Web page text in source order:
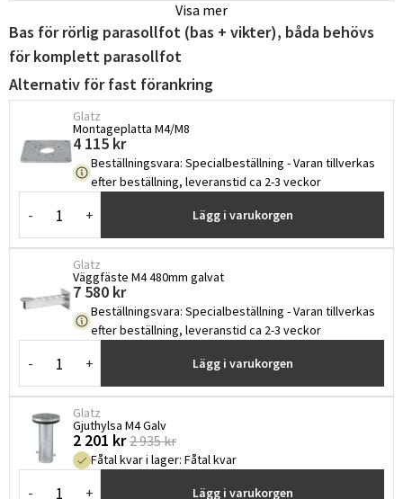
Visa mer
Bas för rörlig parasollfot (bas + vikter), båda behövs
för komplett parasollfot
Alternativ för fast förankring
Glatz
Montageplatta M4/M8
4 115 kr
Beställningsvara: Specialbeställning - Varan tillverkas
efter beställning, leveranstid ca 2-3 veckor
- + Lägg i varukorgen
Glatz
Väggfäste M4 480mm galvat
7 580 kr
Beställningsvara: Specialbeställning - Varan tillverkas
efter beställning, leveranstid ca 2-3 veckor
- + Lägg i varukorgen
Glatz
Gjuthylsa M4 Galv
2 201 kr 2 935 kr
Fåtal kvar i lager: Fåtal kvar
- + Lägg i varukorgen